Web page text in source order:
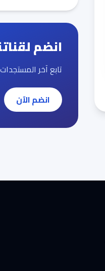
انضم
تابع آخر
انضم الآن